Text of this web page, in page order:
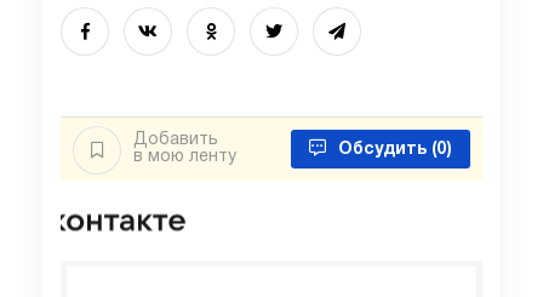
Добавить
в мою ленту
Обсудить (0)